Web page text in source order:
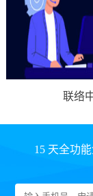
联络
15 天全功